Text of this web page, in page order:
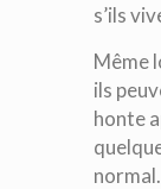
s’ils
Même
ils
honte